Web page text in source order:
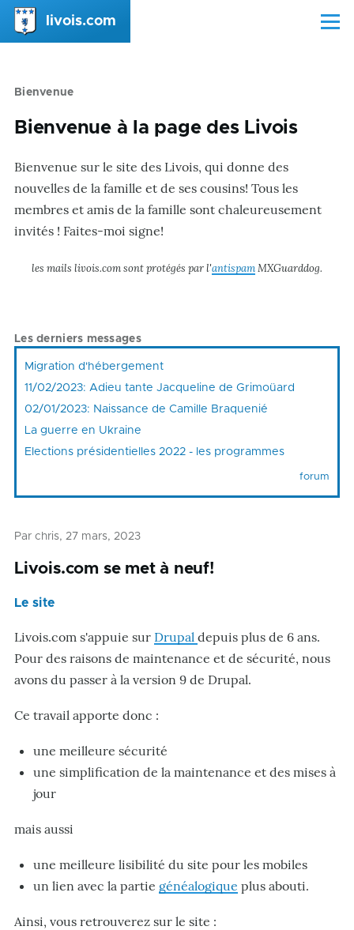
Aller au contenu principal
livois.com Menu
Bienvenue
Bienvenue à la page des Livois
Bienvenue sur le site des Livois, qui donne des
nouvelles de la famille et de ses cousins! Tous les
membres et amis de la famille sont chaleureusement
invités ! Faites-moi signe!
les mails livois.com sont protégés par l'antispamMXGuarddog.
Les derniers messages
Migration d'hébergement
11/02/2023: Adieu tante Jacqueline de Grimoüard
02/01/2023: Naissance de Camille Braquenié
La guerre en Ukraine
Elections présidentielles 2022 - les programmes
forum
Par chris, 27 mars, 2023
Livois.com se met à neuf!
Le site
Livois.com s'appuie sur Drupal depuis plus de 6 ans.
Pour des raisons de maintenance et de sécurité, nous
avons du passer à la version 9 de Drupal.
Ce travail apporte donc :
une meilleure sécurité
une simplification de la maintenance et des mises à
jour
mais aussi
une meilleure lisibilité du site pour les mobiles
un lien avec la partie généalogique plus abouti.
Ainsi, vous retrouverez sur le site :